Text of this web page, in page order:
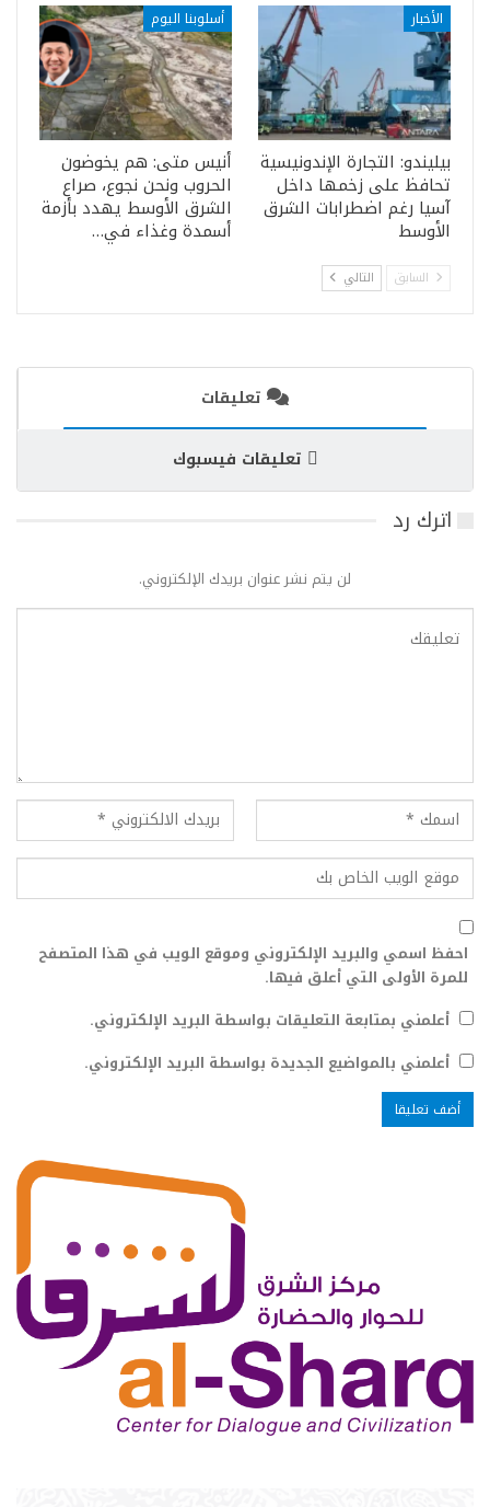
الأخبار
بيليندو: التجارة الإندونيسية
تحافظ على زخمها داخل
آسيا رغم اضطرابات الشرق
الأوسط
أسلوبنا اليوم
أنيس متى: هم يخوضون
الحروب ونحن نجوع، صراع
الشرق الأوسط يهدد بأزمة
أسمدة وغذاء في…
السابق التالي
تعليقات
تعليقات فيسبوك
اترك رد
لن يتم نشر عنوان بريدك الإلكتروني.
احفظ اسمي والبريد الإلكتروني وموقع الويب في هذا المتصفح
للمرة الأولى التي أعلق فيها.
أعلمني بمتابعة التعليقات بواسطة البريد الإلكتروني.
أعلمني بالمواضيع الجديدة بواسطة البريد الإلكتروني.